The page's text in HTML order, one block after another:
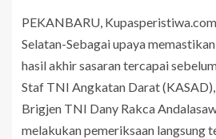
PEKANBARU,
Selatan-Sebagai upaya
hasil akhir sasaran tercapai
Staf TNI Angkatan Darat
Brigjen TNI Dany Rakca
melakukan pemeriksaan langsung